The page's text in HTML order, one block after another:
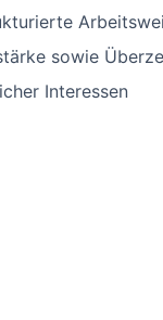
sowie
Interessen